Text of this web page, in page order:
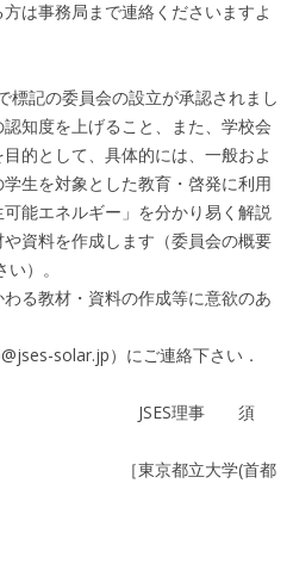
は事務局まで連絡くださいますよ
記の委員会の設立が承認されまし
知度を上げること、また、学校会
的として、具体的には、一般およ
生を対象とした教育・啓発に利用
能エネルギー」を分かり易く解説
資料を作成します（委員会の概要
）。
る教材・資料の作成等に意欲のあ
solar.jp）にご連絡下さい．
事 須
大学(首都